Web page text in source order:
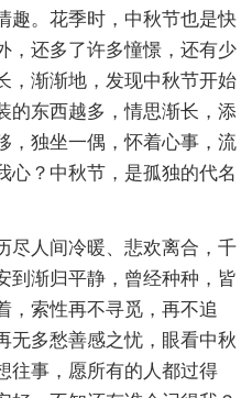
趣。花季时，中秋节也是快
，还多了许多憧憬，还有少
，渐渐地，发现中秋节开始
的东西越多，情思渐长，添
，独坐一偶，怀着心事，流
心？中秋节，是孤独的代名
尽人间冷暖、悲欢离合，千
到渐归平静，曾经种种，皆
，索性再不寻觅，再不追
无多愁善感之忧，眼看中秋
往事，愿所有的人都过得